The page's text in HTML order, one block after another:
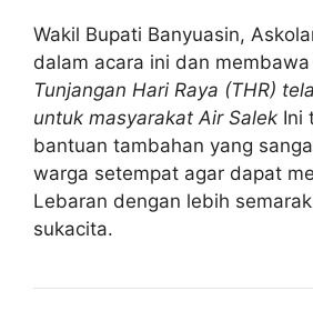
Wakil Bupati Banyuasin,
dalam acara ini dan
Tunjangan Hari Raya (THR)
untuk masyarakat Air Salek Ini
bantuan tambahan yang
warga setempat agar dapat
Lebaran dengan lebih
sukacita.